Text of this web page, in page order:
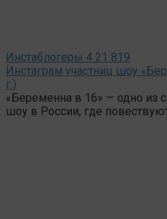
Инстаблогеры 4 21 819
Инстаграм участниц шоу
г.)
«Беременна в 16» — одно из
шоу в России, где